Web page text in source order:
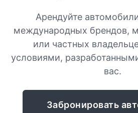
Арендуйте
международных брендов,
или частных
условиями,
вас.
Забронировать